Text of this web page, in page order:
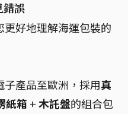
錯誤
好地理解海運包裝的
子產品至歐洲，採用真
紙箱 +木託盤的組合包